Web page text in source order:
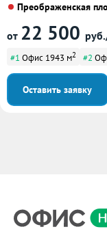
Преображенская
от 22 500
#1 Офис 1943 м2 #2
Оставить заявку